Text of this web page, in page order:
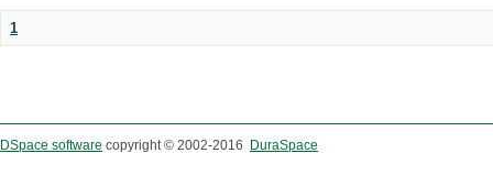
1
DSpace software copyright © 2002-2016 DuraSpace